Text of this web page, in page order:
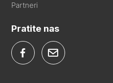
Partneri
Pratite nas